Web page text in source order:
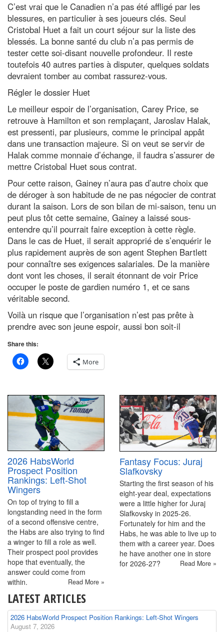
C’est vrai que le Canadien n’a pas été affligé par les
blessures, en particulier à ses joueurs clés. Seul
Cristobal Huet a fait un court séjour sur la liste des
blessés. La bonne santé du club n’a pas permis de
tester cette soi-disant nouvelle profondeur. Il reste
toutefois 40 autres parties à disputer, quelques soldats
devraient tomber au combat rassurez-vous.
Régler le dossier Huet
Le meilleur espoir de l’organisation, Carey Price, se
retrouve à Hamilton et son remplaçant, Jaroslav Halak,
est pressenti, par plusieurs, comme le principal appât
dans une transaction majeure. Si on veut se servir de
Halak comme monnaie d’échange, il faudra s’assurer de
mettre Cristobal Huet sous contrat.
Pour cette raison, Gainey n’aura pas d’autre choix que
de déroger à son habitude de ne pas négocier de contrat
durant la saison. Lors de son bilan de mi-saison, tenu un
peut plus tôt cette semaine, Gainey a laissé sous-
entendre qu’il pourrait faire exception à cette règle.
Dans le cas de Huet, il serait approprié de s’enquérir le
plus rapidement auprès de son agent Stephen Bartlett
pour connaître ses exigences salariales. De la manière
dont vont les choses, il serait étonnant de voir Price
occuper le poste de gardien numéro 1, et ce sans
véritable second.
Voilà un risque que l’organisation n’est pas prête à
prendre avec son jeune espoir, aussi bon soit-il
Share this:
More
2026 HabsWorld
Prospect Position
Rankings: Left-Shot
Wingers
On top of trying to fill a
longstanding need in the form
of a second offensive centre,
the Habs are also trying to find
a winger to fill a role as well.
Their prospect pool provides
hope that eventually, the
answer could come from
within.
Read More »
Fantasy Focus: Juraj
Slafkovsky
Starting the first season of his
eight-year deal, expectations
were a little higher for Juraj
Slafkovsky in 2025-26.
Fortunately for him and the
Habs, he was able to live up to
them with a career year. Does
he have another one in store
for 2026-27?
Read More »
LATEST ARTICLES
2026 HabsWorld Prospect Position Rankings: Left-Shot Wingers
August 7, 2026